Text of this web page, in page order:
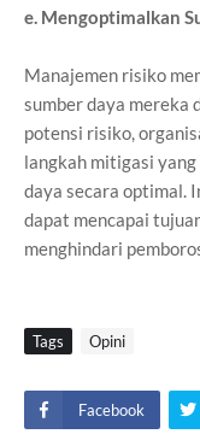
e. Mengoptimalkan
Manajemen risiko
sumber daya mereka
potensi risiko,
langkah mitigasi
daya secara optimal.
dapat mencapai
menghindari
Tags Opini
Facebook